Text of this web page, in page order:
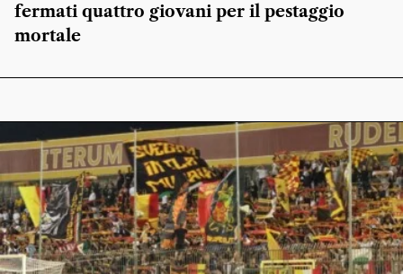
fermati quattro giovani per il pestaggio
mortale